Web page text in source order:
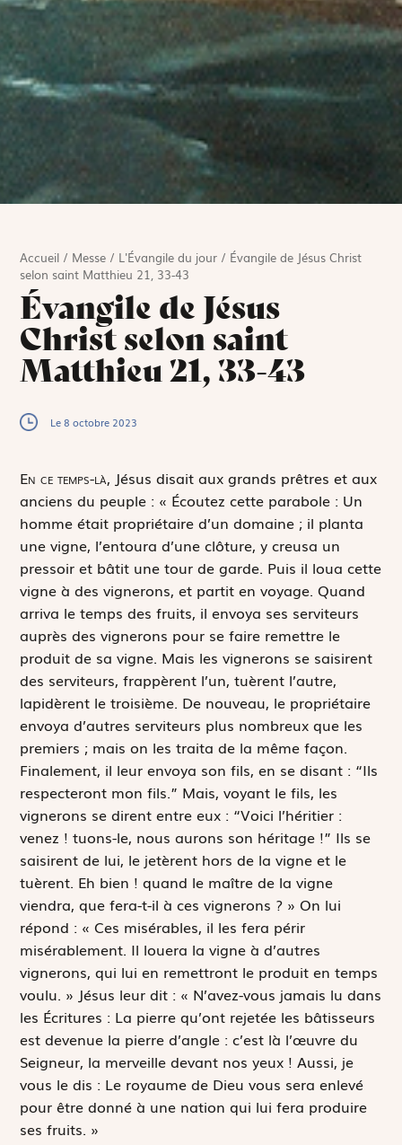
Accueil / Messe / L'Évangile du jour / Évangile de Jésus Christ
selon saint Matthieu 21, 33-43
Évangile de Jésus
Christ selon saint
Matthieu 21, 33-43
Le 8 octobre 2023
En ce temps-là, Jésus disait aux grands prêtres et aux
anciens du peuple : « Écoutez cette parabole : Un
homme était propriétaire d’un domaine ; il planta
une vigne, l’entoura d’une clôture, y creusa un
pressoir et bâtit une tour de garde. Puis il loua cette
vigne à des vignerons, et partit en voyage. Quand
arriva le temps des fruits, il envoya ses serviteurs
auprès des vignerons pour se faire remettre le
produit de sa vigne. Mais les vignerons se saisirent
des serviteurs, frappèrent l’un, tuèrent l’autre,
lapidèrent le troisième. De nouveau, le propriétaire
envoya d’autres serviteurs plus nombreux que les
premiers ; mais on les traita de la même façon.
Finalement, il leur envoya son fils, en se disant : “Ils
respecteront mon fils.” Mais, voyant le fils, les
vignerons se dirent entre eux : “Voici l’héritier :
venez ! tuons-le, nous aurons son héritage !” Ils se
saisirent de lui, le jetèrent hors de la vigne et le
tuèrent. Eh bien ! quand le maître de la vigne
viendra, que fera-t-il à ces vignerons ? » On lui
répond : « Ces misérables, il les fera périr
misérablement. Il louera la vigne à d’autres
vignerons, qui lui en remettront le produit en temps
voulu. » Jésus leur dit : « N’avez-vous jamais lu dans
les Écritures : La pierre qu’ont rejetée les bâtisseurs
est devenue la pierre d’angle : c’est là l’œuvre du
Seigneur, la merveille devant nos yeux ! Aussi, je
vous le dis : Le royaume de Dieu vous sera enlevé
pour être donné à une nation qui lui fera produire
ses fruits. »